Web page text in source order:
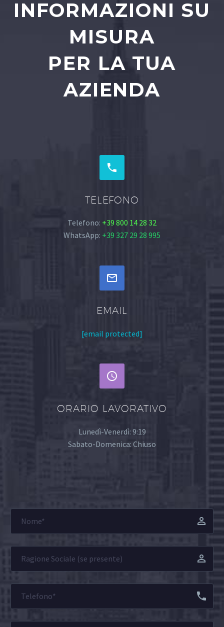
INFORMAZIONI SU
MISURA
PER LA TUA
AZIENDA


TELEFONO
Telefono: +39 800 14 28 32
WhatsApp: +39 327 29 28 995


EMAIL
[email protected]


ORARIO LAVORATIVO
Lunedì-Venerdì: 9:19
Sabato-Domenica: Chiuso